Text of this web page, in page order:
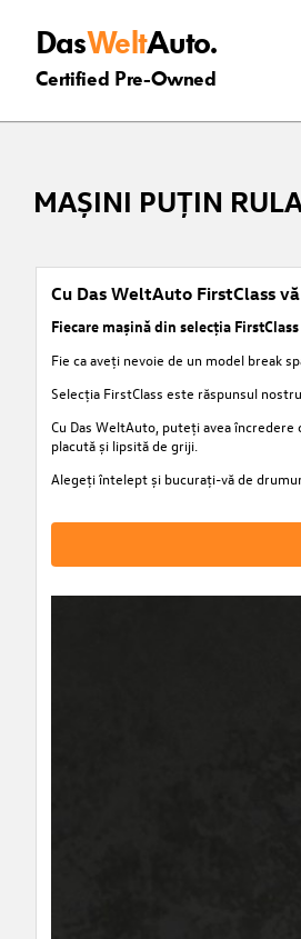
DasWeltAuto.
Certified Pre-Owned
MAȘINI PUȚIN
Cu Das WeltAuto FirstClass
Fiecare mașină din selecția
Fie ca aveți nevoie de un model break
Selecția FirstClass este răspunsul
Cu Das WeltAuto, puteți avea
placută și lipsită de griji.
Alegeți întelept și bucurați-vă de